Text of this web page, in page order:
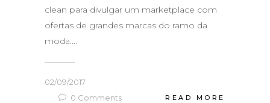
clean para divulgar um marketplace com
ofertas de grandes marcas do ramo da
moda....
02/09/2017
0 Comments
READ MORE